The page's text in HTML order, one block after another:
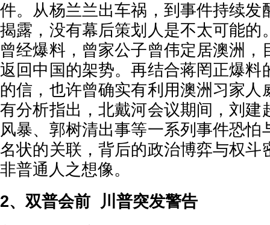
件。从杨兰兰出车祸，到事件持续发
揭露，没有幕后策划人是不太可能的
曾经爆料，曾家公子曾伟定居澳洲，
返回中国的架势。再结合蒋罔正爆料
的信，也许曾确实有利用澳洲习家人
有分析指出，北戴河会议期间，刘建
风暴、郭树清出事等一系列事件恐怕
名状的关联，背后的政治博弈与权斗
非普通人之想像。
2、双普会前 川普突发警告